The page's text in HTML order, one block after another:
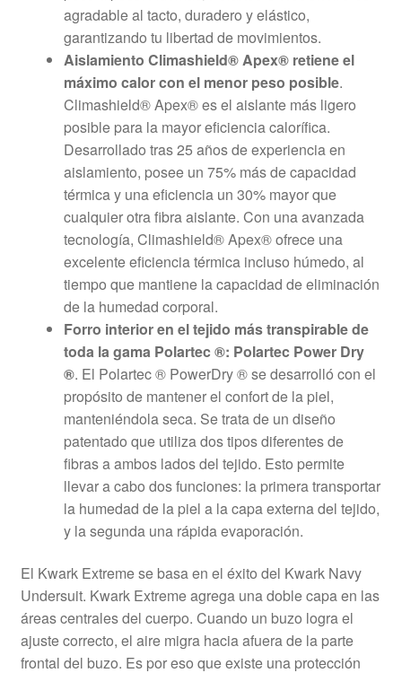
agradable al tacto, duradero y elástico,
garantizando tu libertad de movimientos.
Aislamiento Climashield® Apex® retiene el
máximo calor con el menor peso posible.
Climashield® Apex® es el aislante más ligero
posible para la mayor eficiencia calorífica.
Desarrollado tras 25 años de experiencia en
aislamiento, posee un 75% más de capacidad
térmica y una eficiencia un 30% mayor que
cualquier otra fibra aislante. Con una avanzada
tecnología, Climashield® Apex® ofrece una
excelente eficiencia térmica incluso húmedo, al
tiempo que mantiene la capacidad de eliminación
de la humedad corporal.
Forro interior en el tejido más transpirable de
toda la gama Polartec ®: Polartec Power Dry
®. El Polartec ® PowerDry ® se desarrolló con el
propósito de mantener el confort de la piel,
manteniéndola seca. Se trata de un diseño
patentado que utiliza dos tipos diferentes de
fibras a ambos lados del tejido. Esto permite
llevar a cabo dos funciones: la primera transportar
la humedad de la piel a la capa externa del tejido,
y la segunda una rápida evaporación.
El Kwark Extreme se basa en el éxito del Kwark Navy
Undersuit. Kwark Extreme agrega una doble capa en las
áreas centrales del cuerpo. Cuando un buzo logra el
ajuste correcto, el aire migra hacia afuera de la parte
frontal del buzo. Es por eso que existe una protección